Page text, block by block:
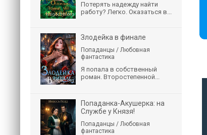
Потерять надежду найти
работу? Легко. Оказаться в...
Злодейка в финале
Попаданцы / Любовная
фантастика
Я попала в собственный
роман. Второстепенной...
Попаданка-Акушерка: на
Службе у Князя!
Попаданцы / Любовная
фантастика